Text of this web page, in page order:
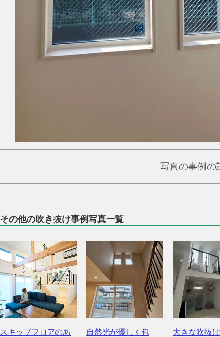
写真の事例の
その他の吹き抜け事例写真一覧
スキップフロアのあ
自然光が優しく包
大きな吹抜